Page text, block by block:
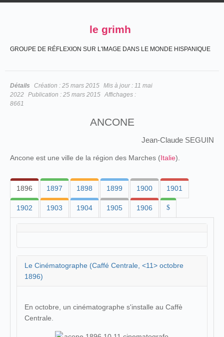
le grimh
GROUPE DE RÉFLEXION SUR L'IMAGE DANS LE MONDE HISPANIQUE
Détails Création : 25 mars 2015 Mis à jour : 11 mai
2022 Publication : 25 mars 2015 Affichages :
8661
ANCONE
Jean-Claude SEGUIN
Ancone est une ville de la région des Marches (Italie).
1896 1897 1898 1899 1900 1901
1902 1903 1904 1905 1906 $
Le Cinématographe (Caffé Centrale, <11> octobre
1896)
En octobre, un cinématographe s'installe au Caffè
Centrale.